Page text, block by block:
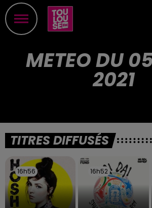
METEO DU
2021
TITRES DIFFUSÉS
16h56
16h56 16h52
16h52